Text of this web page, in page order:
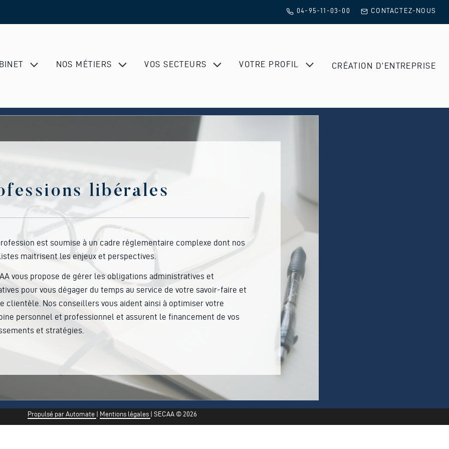
04-95-11-03-00 CONTACTEZ-NOUS
NOS MÉTIERS VOS SECTEURS VOTRE PROFIL CRÉATION D’ENTREPRISE
libérales
est soumise à un cadre réglementaire complexe dont nos
maitrisent les enjeux et perspectives.
vous propose de gérer les obligations administratives et
pour vous dégager du temps au service de votre savoir-faire et
clientèle. Nos conseillers vous aident ainsi à optimiser votre
personnel et professionnel et assurent le financement de vos
et stratégies.
No content
Propulsé par Automate | Mentions légales | SECAA © 2026